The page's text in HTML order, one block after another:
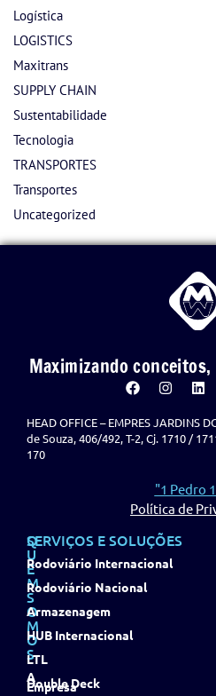
Logística
LOGISTICS
Maxitrans
SUPPLY CHAIN
Sustentabilidade
Tecnologia
TRANSPORTES
Transportes
Uncategorized
Maximizando
HEAD OFFICE – EMPRES JARDINS
de Souza, 406/492, T-2, Cj. 1710 /
170
"1 Pedro
Política de
Q
U
E
M
S
O
M
O
S
A
Empresa
SERVIÇOS E SOLUÇÕES
Rodoviário Internacional
Rodoviário Nacional
Armazenagem
HUB Internacional
LTL
Double Deck